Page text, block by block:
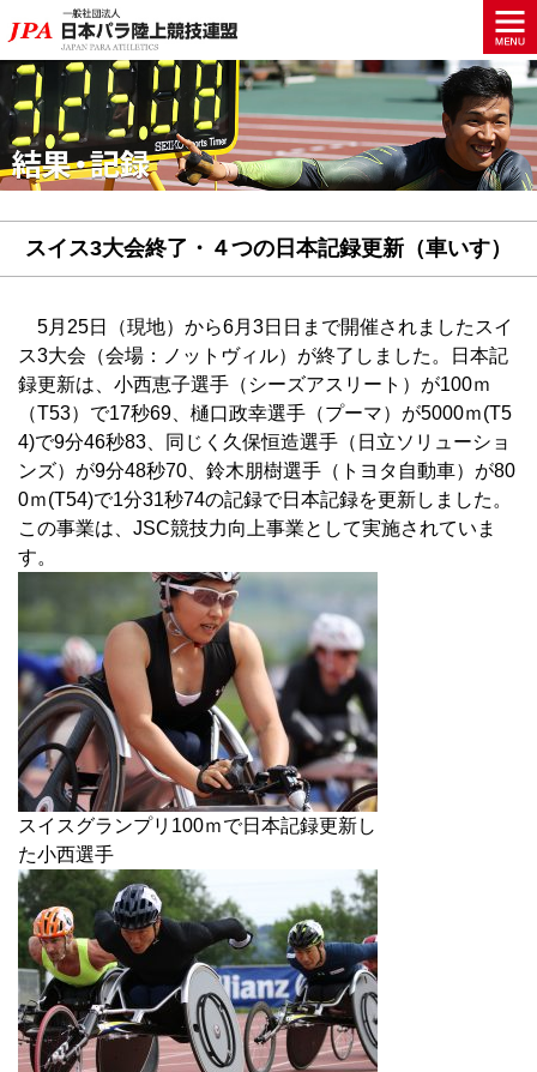
スイス3大会終了・４つの日本記録更新（車いす）
5月25日（現地）から6月3日日まで開催されましたスイ
ス3大会（会場：ノットヴィル）が終了しました。日本記
録更新は、小西恵子選手（シーズアスリート）が100ｍ
（T53）で17秒69、樋口政幸選手（プーマ）が5000ｍ(T5
4)で9分46秒83、同じく久保恒造選手（日立ソリューショ
ンズ）が9分48秒70、鈴木朋樹選手（トヨタ自動車）が80
0ｍ(T54)で1分31秒74の記録で日本記録を更新しました。
この事業は、JSC競技力向上事業として実施されていま
す。
スイスグランプリ100ｍで日本記録更新し
た小西選手